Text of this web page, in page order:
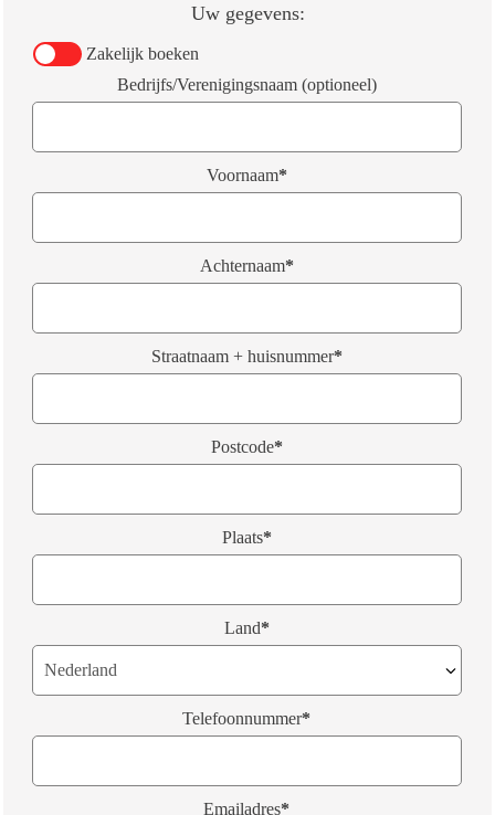
Uw gegevens:
Zakelijk boeken
Bedrijfs/Verenigingsnaam (optioneel)
Voornaam*
Achternaam*
Straatnaam + huisnummer*
Postcode*
Plaats*
Land*
Telefoonnummer*
Emailadres*